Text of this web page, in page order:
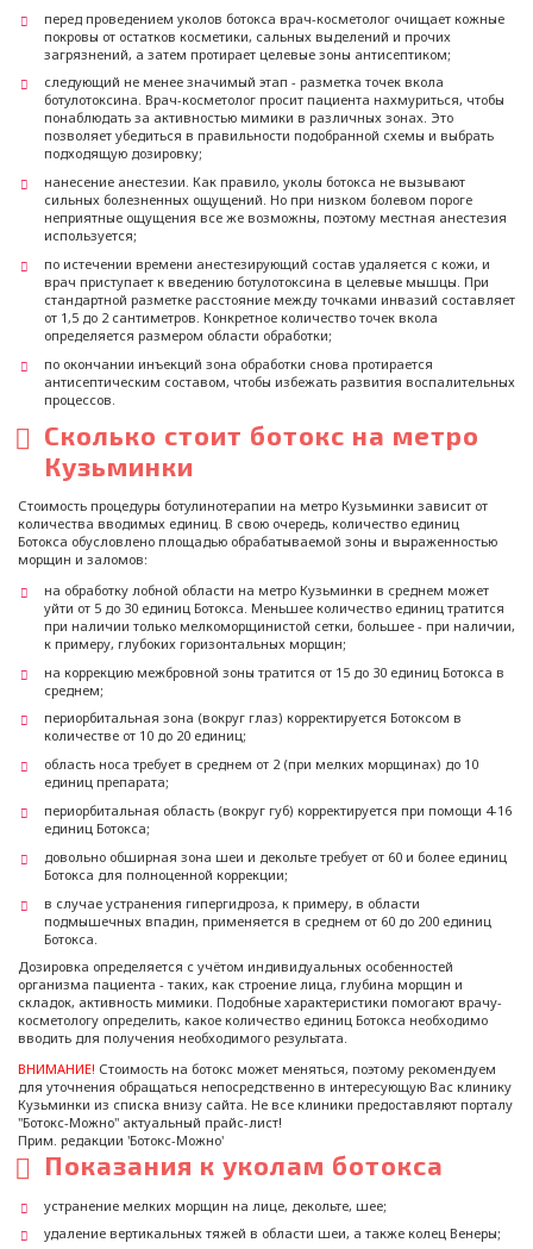
перед проведением уколов ботокса врач-косметолог очищает кожные
покровы от остатков косметики, сальных выделений и прочих
загрязнений, а затем протирает целевые зоны антисептиком;
следующий не менее значимый этап - разметка точек вкола
ботулотоксина. Врач-косметолог просит пациента нахмуриться, чтобы
понаблюдать за активностью мимики в различных зонах. Это
позволяет убедиться в правильности подобранной схемы и выбрать
подходящую дозировку;
нанесение анестезии. Как правило, уколы ботокса не вызывают
сильных болезненных ощущений. Но при низком болевом пороге
неприятные ощущения все же возможны, поэтому местная анестезия
используется;
по истечении времени анестезирующий состав удаляется с кожи, и
врач приступает к введению ботулотоксина в целевые мышцы. При
стандартной разметке расстояние между точками инвазий составляет
от 1,5 до 2 сантиметров. Конкретное количество точек вкола
определяется размером области обработки;
по окончании инъекций зона обработки снова протирается
антисептическим составом, чтобы избежать развития воспалительных
процессов.
Сколько стоит ботокс на метро
Кузьминки
Стоимость процедуры ботулинотерапии на метро Кузьминки зависит от
количества вводимых единиц. В свою очередь, количество единиц
Ботокса обусловлено площадью обрабатываемой зоны и выраженностью
морщин и заломов:
на обработку лобной области на метро Кузьминки в среднем может
уйти от 5 до 30 единиц Ботокса. Меньшее количество единиц тратится
при наличии только мелкоморщинистой сетки, большее - при наличии,
к примеру, глубоких горизонтальных морщин;
на коррекцию межбровной зоны тратится от 15 до 30 единиц Ботокса в
среднем;
периорбитальная зона (вокруг глаз) корректируется Ботоксом в
количестве от 10 до 20 единиц;
область носа требует в среднем от 2 (при мелких морщинах) до 10
единиц препарата;
периорбитальная область (вокруг губ) корректируется при помощи 4-16
единиц Ботокса;
довольно обширная зона шеи и декольте требует от 60 и более единиц
Ботокса для полноценной коррекции;
в случае устранения гипергидроза, к примеру, в области
подмышечных впадин, применяется в среднем от 60 до 200 единиц
Ботокса.
Дозировка определяется с учётом индивидуальных особенностей
организма пациента - таких, как строение лица, глубина морщин и
складок, активность мимики. Подобные характеристики помогают врачу-
косметологу определить, какое количество единиц Ботокса необходимо
вводить для получения необходимого результата.
ВНИМАНИЕ! Стоимость на ботокс может меняться, поэтому рекомендуем
для уточнения обращаться непосредственно в интересующую Вас клинику
Кузьминки из списка внизу сайта. Не все клиники предоставляют порталу
"Ботокс-Можно" актуальный прайс-лист!
Прим. редакции 'Ботокс-Можно'
Показания к уколам ботокса
устранение мелких морщин на лице, декольте, шее;
удаление вертикальных тяжей в области шеи, а также колец Венеры;